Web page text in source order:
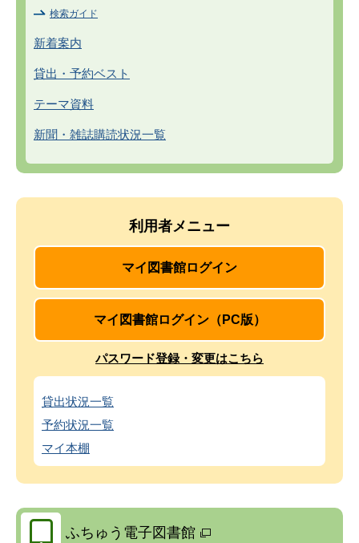
利用者メニュー
マイ図書館ログイン
マイ図書館ログイン（PC版）
パスワード登録・変更はこちら
貸出状況一覧
予約状況一覧
マイ本棚
ふちゅう電子図書館
検索ガイド
新着案内
貸出・予約ベスト
テーマ資料
新聞・雑誌購読状況一覧